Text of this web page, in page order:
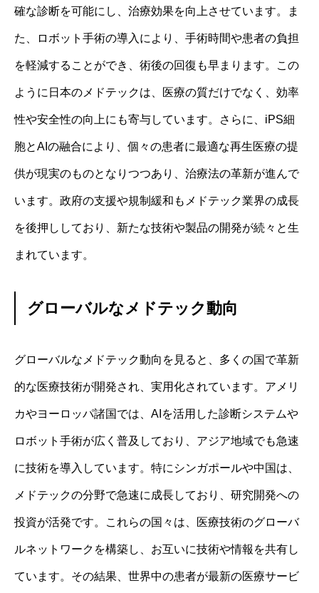
確な診断を可能にし、治療効果を向上させています。ま
た、ロボット手術の導入により、手術時間や患者の負担
を軽減することができ、術後の回復も早まります。この
ように日本のメドテックは、医療の質だけでなく、効率
性や安全性の向上にも寄与しています。さらに、iPS細
胞とAIの融合により、個々の患者に最適な再生医療の提
供が現実のものとなりつつあり、治療法の革新が進んで
います。政府の支援や規制緩和もメドテック業界の成長
を後押ししており、新たな技術や製品の開発が続々と生
まれています。
グローバルなメドテック動向
グローバルなメドテック動向を見ると、多くの国で革新
的な医療技術が開発され、実用化されています。アメリ
カやヨーロッパ諸国では、AIを活用した診断システムや
ロボット手術が広く普及しており、アジア地域でも急速
に技術を導入しています。特にシンガポールや中国は、
メドテックの分野で急速に成長しており、研究開発への
投資が活発です。これらの国々は、医療技術のグローバ
ルネットワークを構築し、お互いに技術や情報を共有し
ています。その結果、世界中の患者が最新の医療サービ